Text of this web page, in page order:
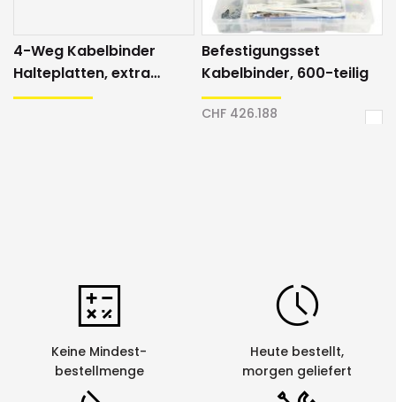
4-Weg Kabelbinder
Halteplatten, extra
Klebkraft
Befestigungsset
Kabelbinder, 600-teilig
CHF 426.188
Keine Mindest-
bestellmenge
Heute bestellt,
morgen geliefert